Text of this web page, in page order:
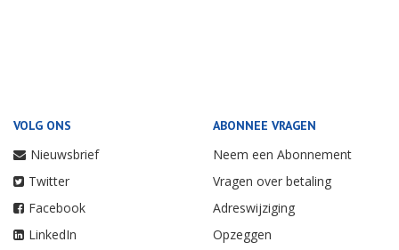
VOLG ONS
Nieuwsbrief
Twitter
Facebook
LinkedIn
ABONNEE VRAGEN
Neem een Abonnement
Vragen over betaling
Adreswijziging
Opzeggen